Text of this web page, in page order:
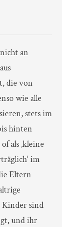
an
die von
wie alle
stets im
hinten
als ‚kleine
im
Eltern
Kinder sind
und ihr